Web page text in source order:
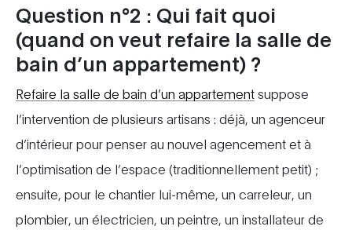
Question n°2 : Qui fait quoi
(quand on veut refaire la salle de
bain d’un appartement) ?
Refaire la salle de bain d’un appartementsuppose
l’intervention de plusieurs artisans : déjà, un agenceur
d’intérieur pour penser au nouvel agencement et à
l’optimisation de l’espace (traditionnellement petit) ;
ensuite, pour le chantier lui-même, un carreleur, un
plombier, un électricien, un peintre, un installateur de